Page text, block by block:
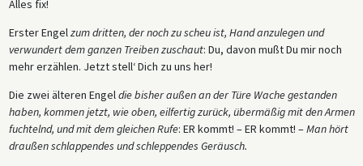
Alles fix!
Erster Engelzum dritten, der noch zu scheu ist, Hand anzulegen und
verwundert dem ganzen Treiben zuschaut: Du, davon mußt Du mir noch
mehr erzählen. Jetzt stell‘ Dich zu uns her!
Die zwei älteren Engeldie bisher außen an der Türe Wache gestanden
haben, kommen jetzt, wie oben, eilfertig zurück, übermäßig mit den Armen
fuchtelnd, und mit dem gleichen Rufe: ER kommt! – ER kommt! –Man hört
draußen schlappendes und schleppendes Geräusch.